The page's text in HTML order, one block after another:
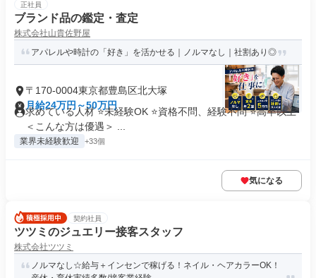
正社員
ブランド品の鑑定・査定
株式会社山貴佐野屋
アパレルや時計の「好き」を活かせる｜ノルマなし｜社割あり◎
〒170-0004東京都豊島区北大塚
月給24万円～50万円
求めている人材 ⭐未経験OK ⭐資格不問、経験不問 ⭐高卒以上
＜こんな方は優遇＞ ...
業界未経験歓迎 +33個
気になる
契約社員
ツツミのジュエリー接客スタッフ
株式会社ツツミ
ノルマなし☆給与＋インセンで稼げる！ネイル・ヘアカラーOK！